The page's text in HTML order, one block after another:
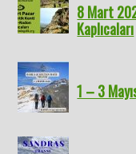
8 Mart
Kaplıcaları
1 – 3